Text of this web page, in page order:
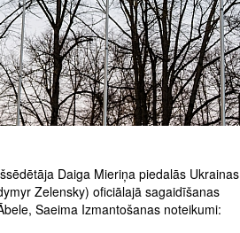
Daiga Mieriņa piedalās Ukrainas
Zelensky) oficiālajā sagaidīšanas
Saeima Izmantošanas noteikumi: